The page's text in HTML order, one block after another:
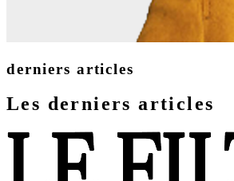
derniers articles
Les derniers articles